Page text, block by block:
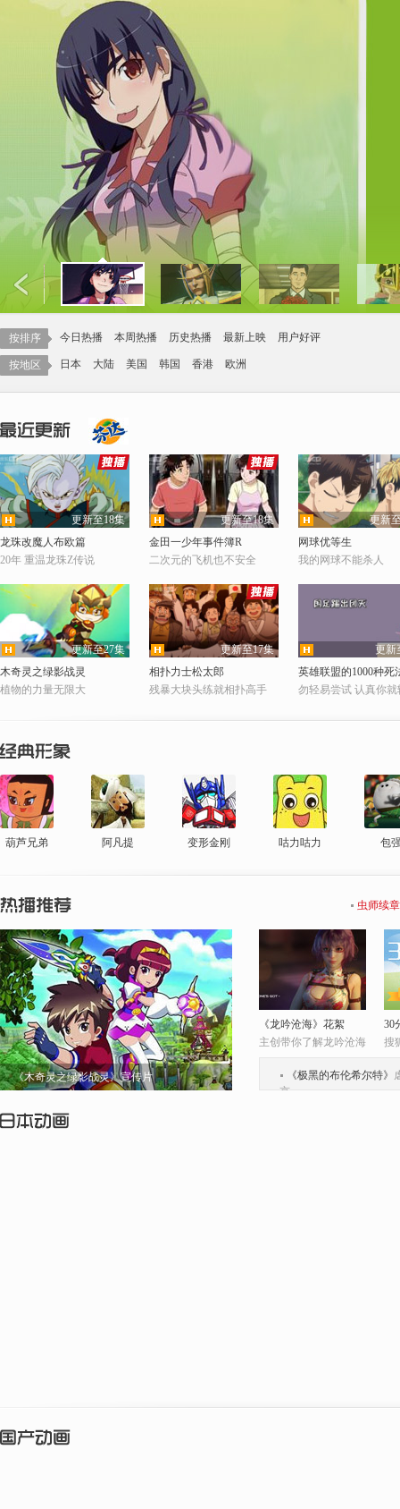
按排序 今日热播 本周热播 历史热播 最新上映 用户好评
按地区 日本 大陆 美国 韩国 香港 欧洲
更新至18集
龙珠改魔人布欧篇
20年 重温龙珠Z传说
更新至18集
超清
金田一少年事件簿R
二次元的飞机也不安全
更新
超清
网球优等生
我的网球不能杀人
超清
更新至27集
木奇灵之绿影战灵
植物的力量无限大
更新至17集
超清
相扑力士松太郎
残暴大块头练就相扑高手
更新
超清
英雄联盟的1000种死
勿轻易尝试 认真你就
超清
葫芦兄弟 阿凡提 变形金刚 咕力咕力 包
虫师续章
《木奇灵之绿影战灵》宣传片
《龙吟沧海》花絮
主创带你了解龙吟沧海
30
搜
《极黑的布伦希尔特》
京